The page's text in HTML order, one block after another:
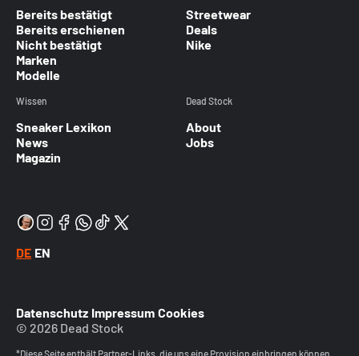
Bereits bestätigt
Bereits erschienen
Nicht bestätigt
Marken
Modelle
Streetwear
Deals
Nike
Wissen
Sneaker Lexikon
News
Magazin
Dead Stock
About
Jobs
DE EN
Datenschutz Impressum Cookies
© 2026 Dead Stock